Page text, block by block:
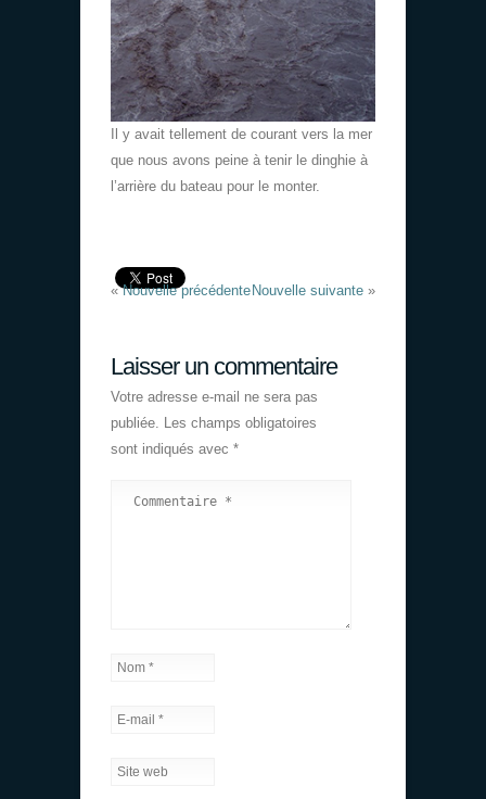
Il y avait tellement de courant vers la mer
que nous avons peine à tenir le dinghie à
l’arrière du bateau pour le monter.
«Nouvelle précédente Nouvelle suivante »
Laisser un commentaire
Votre adresse e-mail ne sera pas
publiée. Les champs obligatoires
sont indiqués avec *